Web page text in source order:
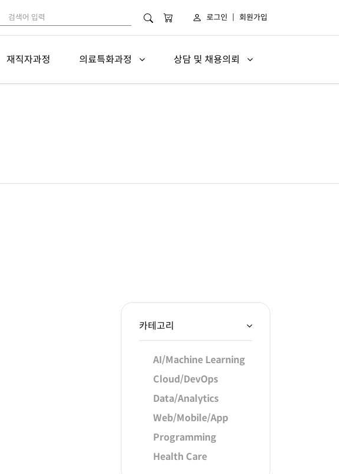
로그인 회원가입
재직자과정 의료특화과정 상담 및 채용의뢰
카테고리
AI/Machine Learning
Cloud/DevOps
Data/Analytics
Web/Mobile/App
Programming
Health Care